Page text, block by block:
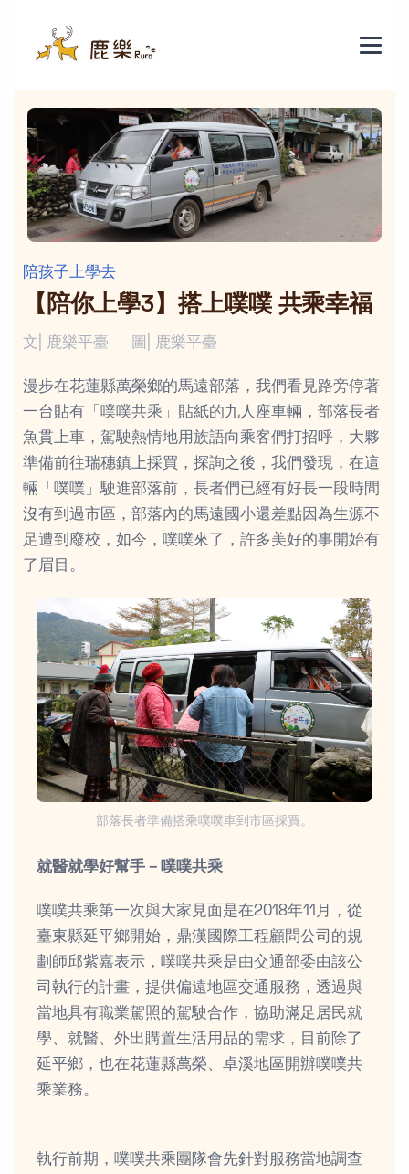
陪孩子上學去
【陪你上學3】搭上噗噗 共乘幸福
文| 鹿樂平臺 圖| 鹿樂平臺
漫步在花蓮縣萬榮鄉的馬遠部落，我們看見路旁停著
一台貼有「噗噗共乘」貼紙的九人座車輛，部落長者
魚貫上車，駕駛熱情地用族語向乘客們打招呼，大夥
準備前往瑞穗鎮上採買，探詢之後，我們發現，在這
輛「噗噗」駛進部落前，長者們已經有好長一段時間
沒有到過市區，部落內的馬遠國小還差點因為生源不
足遭到廢校，如今，噗噗來了，許多美好的事開始有
了眉目。
部落長者準備搭乘噗噗車到市區採買。
就醫就學好幫手－噗噗共乘
噗噗共乘第一次與大家見面是在2018年11月，從
臺東縣延平鄉開始，鼎漢國際工程顧問公司的規
劃師邱紫嘉表示，噗噗共乘是由交通部委由該公
司執行的計畫，提供偏遠地區交通服務，透過與
當地具有職業駕照的駕駛合作，協助滿足居民就
學、就醫、外出購置生活用品的需求，目前除了
延平鄉，也在花蓮縣萬榮、卓溪地區開辦噗噗共
乘業務。
執行前期，噗噗共乘團隊會先針對服務當地調查